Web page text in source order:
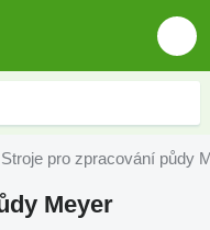
Stroje pro zpracování půdy
Meyer